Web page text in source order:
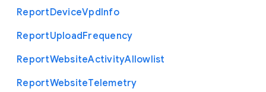
ReportDeviceVpdInfo
ReportUploadFrequency
ReportWebsiteActivityAllowlist
ReportWebsiteTelemetry